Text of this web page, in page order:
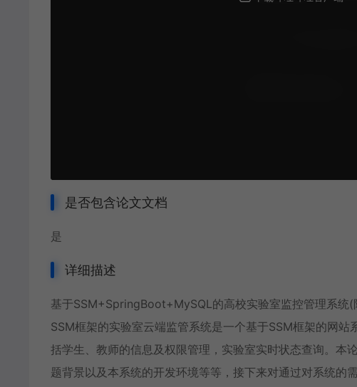
是否包含论文文档
是
详细描述
基于SSM+SpringBoot+MySQL的高校实验室监控管理系统
SSM框架的实验室云端监管系统是一个基于SSM框架的网
括学生、教师的信息及权限管理，实验室实时状态查询。本
题背景以及本系统的开发环境等等，接下来对通过对系统的